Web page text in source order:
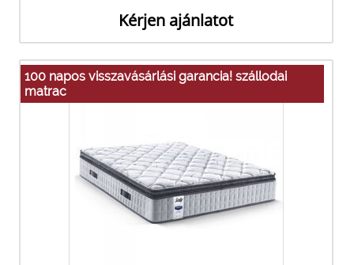
Kérjen ajánlatot
100 napos visszavásárlási garancia! szállodai
matrac